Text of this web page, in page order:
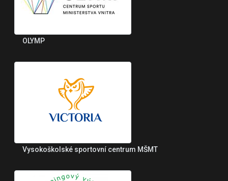
OLYMP
Vysokoškolské sportovní centrum MŠMT